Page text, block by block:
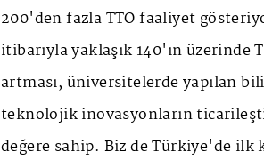
200'den fazla TTO faaliyet
itibarıyla yaklaşık 140'ın üzerinde
artması, üniversitelerde yapılan
teknolojik inovasyonların
değere sahip. Biz de Türkiye'de